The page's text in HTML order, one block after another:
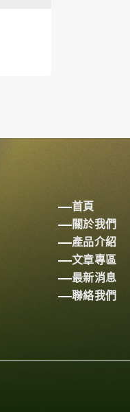
首頁
關於我們
產品介紹
文章專區
最新消息
聯絡我們